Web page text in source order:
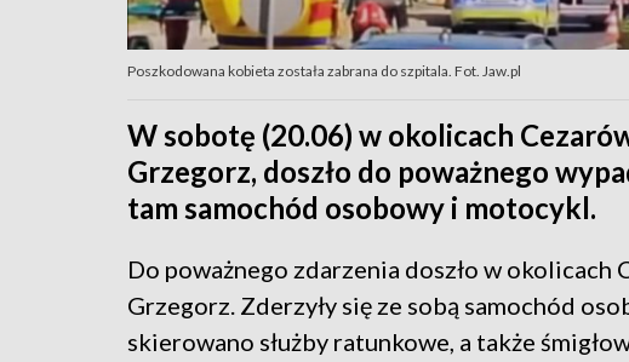
Poszkodowana kobieta została zabrana do szpitala. Fot. Jaw.pl
W sobotę (20.06) w okolicach
Grzegorz, doszło do poważnego
tam samochód osobowy i motocykl.
Do poważnego zdarzenia doszło w okolicach
Grzegorz. Zderzyły się ze sobą samochód
skierowano służby ratunkowe, a także